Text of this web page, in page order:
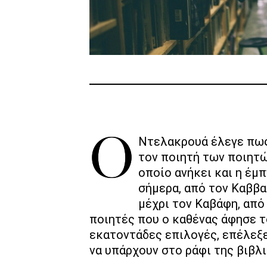
Ο Ντελακρουά έλεγε πως «δεν υπάρχει τέχνη χωρίς ποίηση». Από τον ποιητή των
οποίο ανήκει και η
σήμερα, από τον
μέχρι τον Καβάφη,
ποιητές που ο καθένας άφησε
εκατοντάδες επιλογές,
να υπάρχουν στο ράφι της